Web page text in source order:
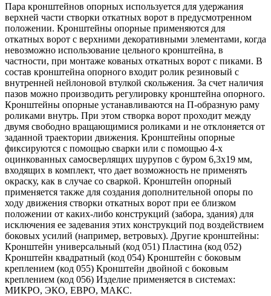
Пара кронштейнов опорных используется для удержания
верхней части створки откатных ворот в предусмотренном
положении. Кронштейны опорные применяются для
откатных ворот с верхними декоративными элементами, когда
невозможно использование цельного кронштейна, в
частности, при монтаже кованых откатных ворот с пиками. В
состав кронштейна опорного входит ролик резиновый с
внутренней нейлоновой втулкой скольжения. За счет наличия
пазов можно производить регулировку кронштейна опорного.
Кронштейны опорные устанавливаются на П-образную раму
роликами внутрь. При этом створка ворот проходит между
двумя свободно вращающимися роликами и не отклоняется от
заданной траектории движения. Кронштейны опорные
фиксируются с помощью сварки или с помощью 4-х
оцинкованных самосверлящих шурупов с буром 6,3х19 мм,
входящих в комплект, что дает возможность не применять
окраску, как в случае со сваркой. Кронштейн опорный
применяется также для создания дополнительной опоры по
ходу движения створки откатных ворот при ее близком
положении от каких-либо конструкций (забора, здания) для
исключения ее задевания этих конструкций под воздействием
боковых усилий (например, ветровых). Другие кронштейны:
Кронштейн универсальный (код 051) Пластина (код 052)
Кронштейн квадратный (код 054) Кронштейн с боковым
креплением (код 055) Кронштейн двойной с боковым
креплением (код 056) Изделие применяется в системах:
МИКРО, ЭКО, ЕВРО, МАКС.